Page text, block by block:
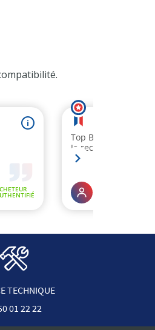
TECHNIQUE
01 22 22